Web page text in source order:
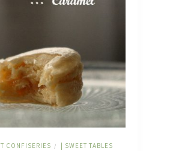
CONFISERIES / | SWEET TABLES